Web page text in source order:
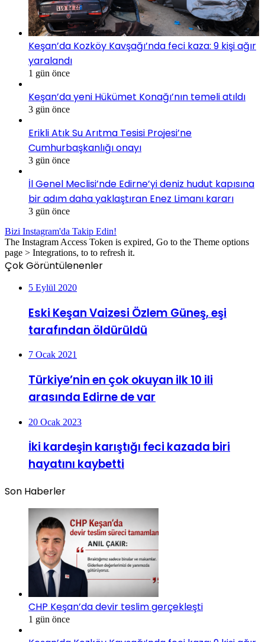
Keşan’da Kozköy Kavşağı’nda feci kaza: 9 kişi ağır
yaralandı
1 gün önce
Keşan’da yeni Hükümet Konağı’nın temeli atıldı
3 gün önce
Erikli Atık Su Arıtma Tesisi Projesi’ne
Cumhurbaşkanlığı onayı
3 gün önce
İl Genel Meclisi’nde Edirne’yi deniz hudut kapısına
bir adım daha yaklaştıran Enez Limanı kararı
3 gün önce
Bizi Instagram'da Takip Edin!
The Instagram Access Token is expired, Go to the Theme options
page > Integrations, to to refresh it.
Çok Görüntülenenler
5 Eylül 2020
Eski Keşan Vaizesi Özlem Güneş, eşi
tarafından öldürüldü
7 Ocak 2021
Türkiye’nin en çok okuyan ilk 10 ili
arasında Edirne de var
20 Ocak 2023
İki kardeşin karıştığı feci kazada biri
hayatını kaybetti
Son Haberler
CHP Keşan’da devir teslim gerçekleşti
1 gün önce